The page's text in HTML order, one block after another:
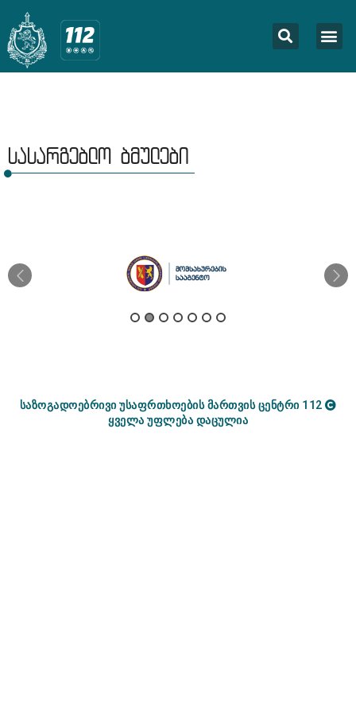
სასარგებლო ბმულები
საზოგადოებრივი უსაფრთხოების მართვის ცენტრი 112
ყველა უფლება დაცულია